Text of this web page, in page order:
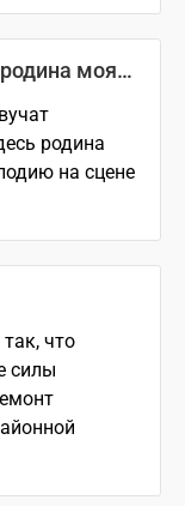
моя…
родина
на сцене
что
силы